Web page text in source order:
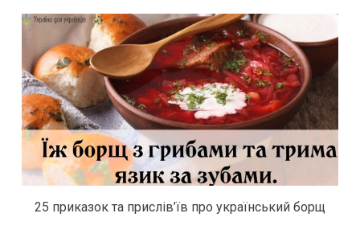
25 приказок та прислів’їв про український борщ